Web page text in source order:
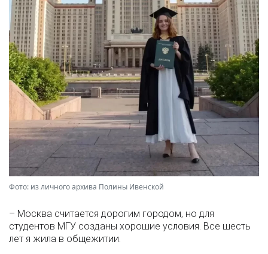
Фото: из личного архива Полины Ивенской
– Москва считается дорогим городом, но для
студентов МГУ созданы хорошие условия. Все шесть
лет я жила в общежитии.